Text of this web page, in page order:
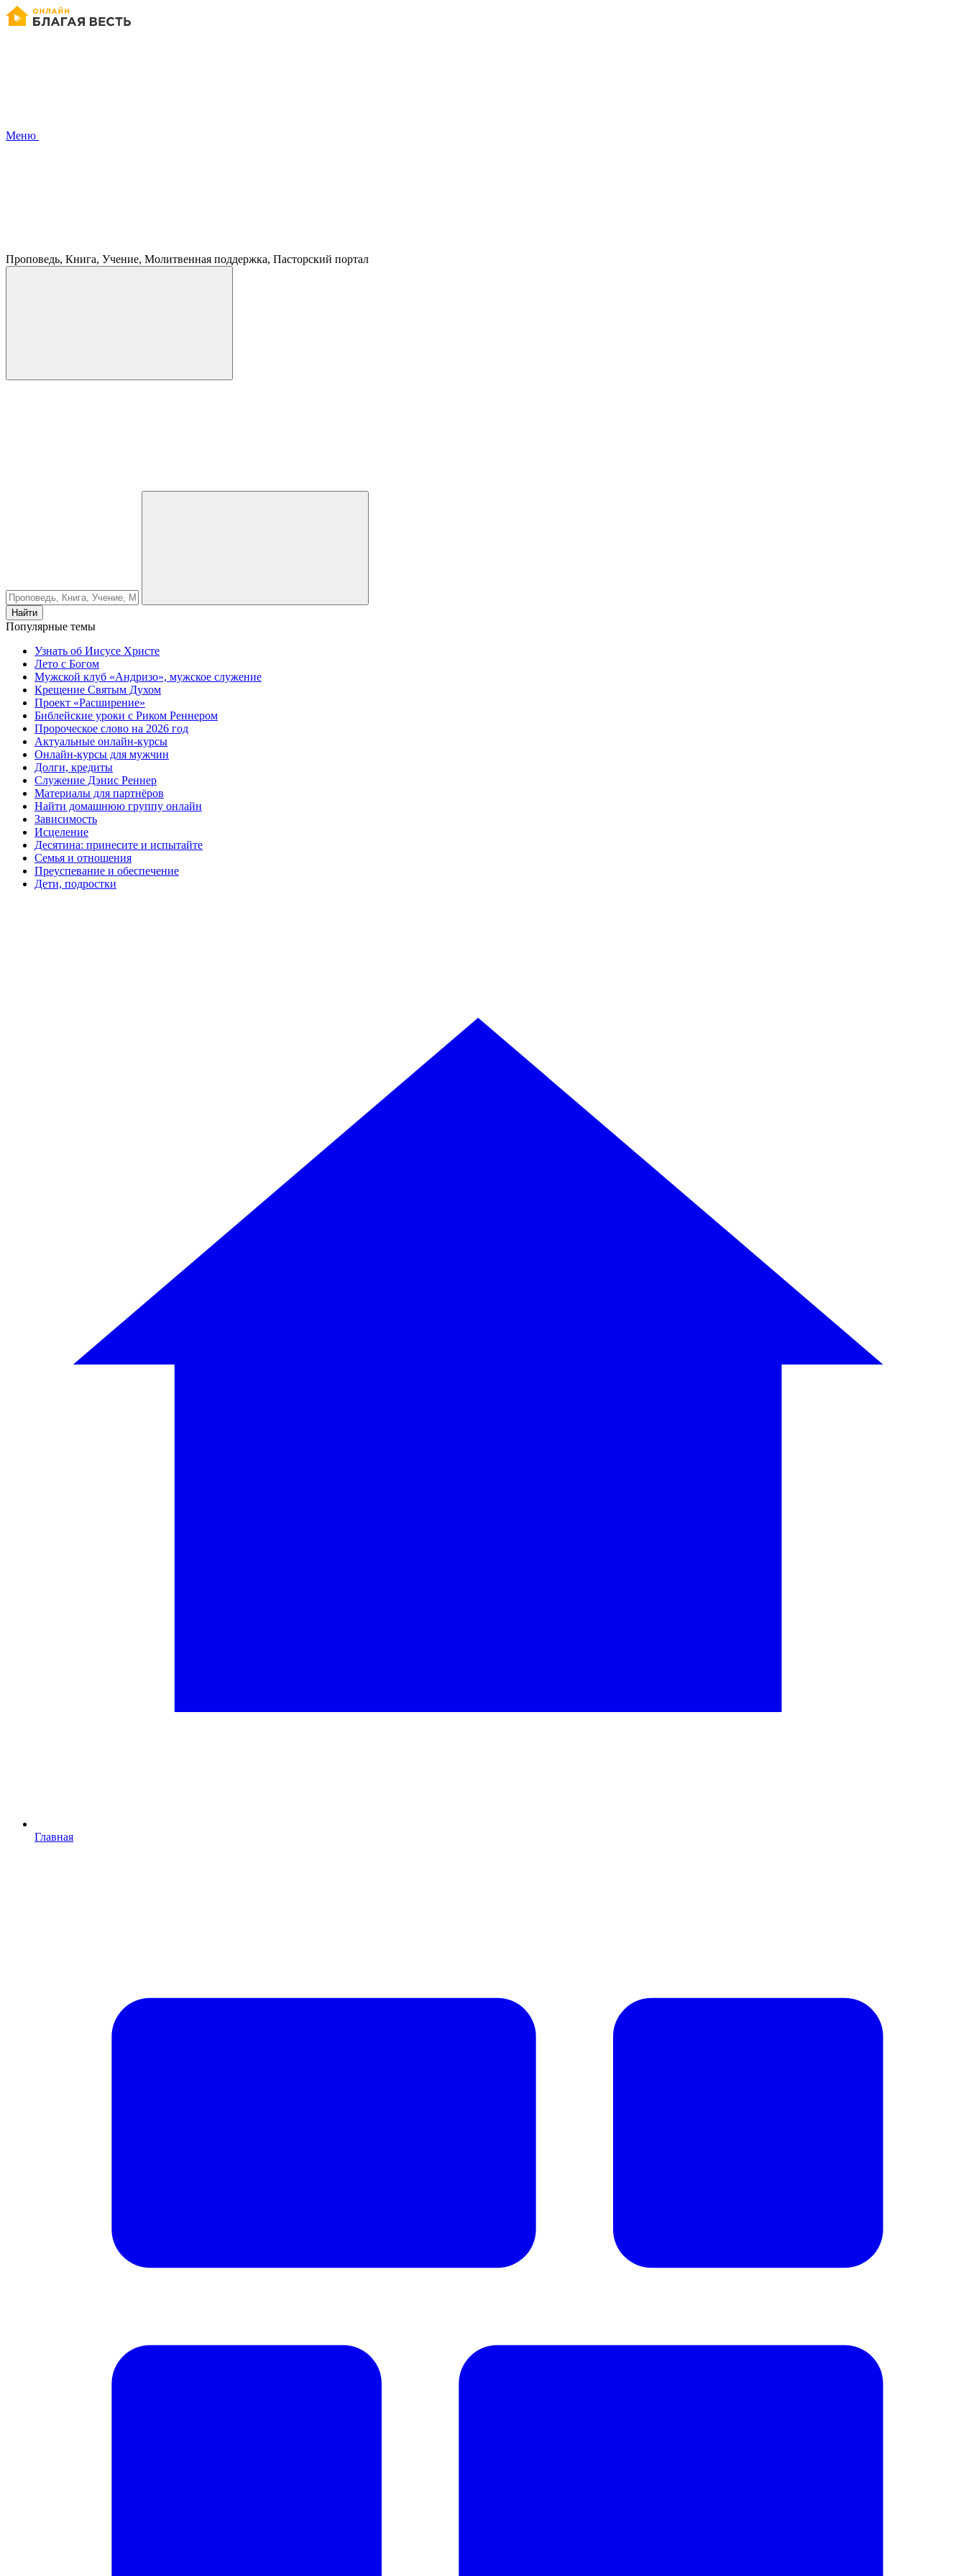
Меню
Проповедь, Книга, Учение, Молитвенная поддержка, Пасторский портал
Найти
Популярные темы
Узнать об Иисусе Христе
Лето с Богом
Мужской клуб «Андризо», мужское служение
Крещение Святым Духом
Проект «Расширение»
Библейские уроки с Риком Реннером
Пророческое слово на 2026 год
Актуальные онлайн-курсы
Онлайн-курсы для мужчин
Долги, кредиты
Служение Дэнис Реннер
Материалы для партнёров
Найти домашнюю группу онлайн
Зависимость
Исцеление
Десятина: принесите и испытайте
Семья и отношения
Преуспевание и обеспечение
Дети, подростки
Главная